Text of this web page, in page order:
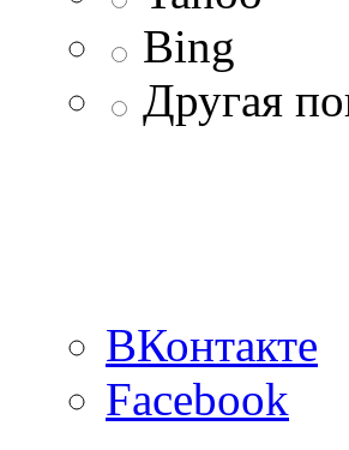
Bing
Другая
ВКонтакте
Facebook